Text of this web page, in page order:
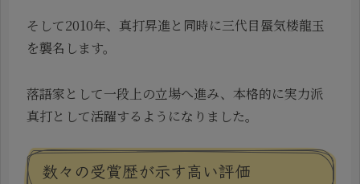
そして2010年、真打昇進と同時に三代目蜃気楼龍玉
を襲名します。
落語家として一段上の立場へ進み、本格的に実力派
真打として活躍するようになりました。
数々の受賞歴が示す高い評価